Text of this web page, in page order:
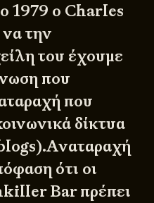
1979 ο Charles
την
του έχουμε
που
που
δίκτυα
ότι οι
Bar πρέπει